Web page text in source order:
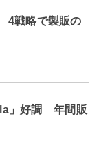
4戦略で製販の
」好調 年間販